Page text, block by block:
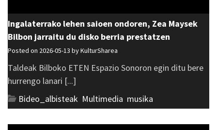
Ingalaterrako lehen saioen ondoren, Zea Maysek
Bilbon jarraitu du disko berria prestatzen
Posted on 2026-05-13 byKulturSharea
Taldeak Bilboko ETEN Espazio Sonoron egin ditu bere
hurrengo lanari [...]
Bideo_albisteak Multimedia musika